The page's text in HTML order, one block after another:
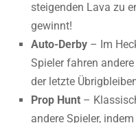
steigenden Lava zu
gewinnt!
Auto-Derby – Im
Spieler fahren
der letzte
Prop Hunt –
andere Spieler,